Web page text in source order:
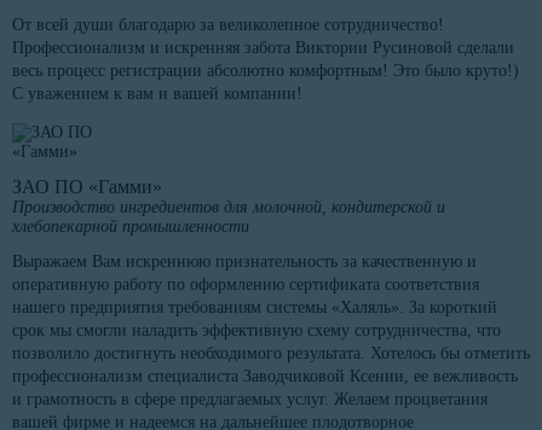
От всей души благодарю за великолепное сотрудничество!
Профессионализм и искренняя забота Виктории Русиновой сделали
весь процесс регистрации абсолютно комфортным! Это было круто!)
С уважением к вам и вашей компании!
ЗАО ПО «Гамми»
Производство ингредиентов для молочной, кондитерской и
хлебопекарной промышленности
Выражаем Вам искреннюю признательность за качественную и
оперативную работу по оформлению сертификата соответствия
нашего предприятия требованиям системы «Халяль». За короткий
срок мы смогли наладить эффективную схему сотрудничества, что
позволило достигнуть необходимого результата. Хотелось бы отметить
профессионализм специалиста Заводчиковой Ксении, ее вежливость
и грамотность в сфере предлагаемых услуг. Желаем процветания
вашей фирме и надеемся на дальнейшее плодотворное